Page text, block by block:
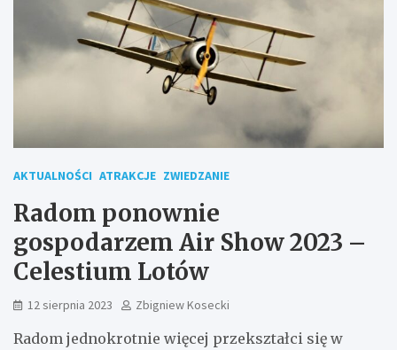
AKTUALNOŚCI ATRAKCJE ZWIEDZANIE
Radom ponownie
gospodarzem Air Show 2023 –
Celestium Lotów
12 sierpnia 2023 Zbigniew Kosecki
Radom jednokrotnie więcej przekształci się w